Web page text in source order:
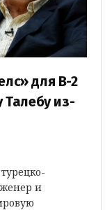
для B-2
Талебу из-
и